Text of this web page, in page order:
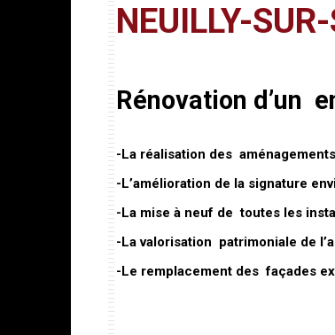
NEUILLY-
Rénovation d’un
-La réalisation des
-L’amélioration de la signature
-La mise à neuf de toutes les
-La valorisation patrimoniale de
-Le remplacement des façades